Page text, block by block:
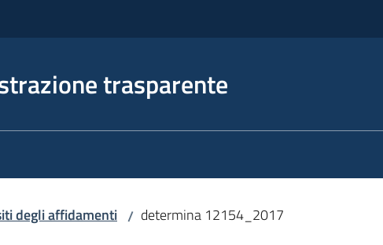
trasparente
degli affidamenti / determina 12154_2017